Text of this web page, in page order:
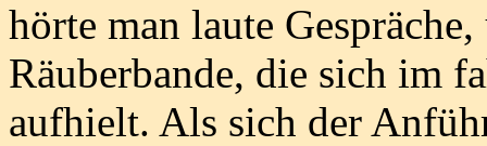
hörte man laute
Räuberbande, die sich im
aufhielt. Als sich der